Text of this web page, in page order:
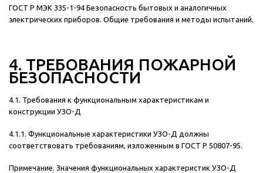
ГОСТ Р МЭК 335-1-94 Безопасность бытовых и аналогичных
электрических приборов. Общие требования и методы испытаний.
4. ТРЕБОВАНИЯ ПОЖАРНОЙ
БЕЗОПАСНОСТИ
4.1. Требования к функциональным характеристикам и
конструкции УЗО-Д
4.1.1. Функциональные характеристики УЗО-Д должны
соответствовать требованиям, изложенным в ГОСТ Р 50807-95.
Примечание. Значения функциональных характеристик УЗО-Д